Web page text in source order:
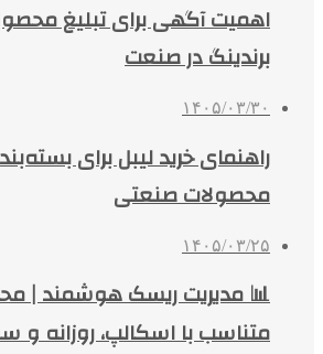
اهمیت آگهی برای تبلیغ
برندینگ در صنعت
۱۴۰۵/۰۳/۳۰
راهنمای خرید لیبل برای
محصولات صنعتی
۱۴۰۵/۰۳/۲۵
📊 مدیریت ریسک هوشمند |
متناسب با اسکالپ، روزانه و